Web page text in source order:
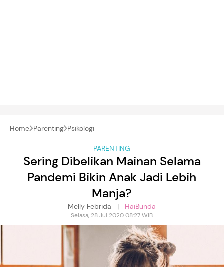
Home Parenting Psikologi
PARENTING
Sering Dibelikan Mainan Selama
Pandemi Bikin Anak Jadi Lebih
Manja?
Melly Febrida | HaiBunda
Selasa, 28 Jul 2020 08:27 WIB